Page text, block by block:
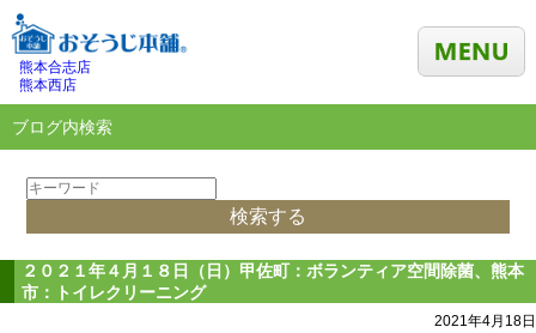
熊本合志店
熊本西店
ブログ内検索
２０２１年４月１８日（日）甲佐町：ボランティア空間除菌、熊本
市：トイレクリーニング
2021年4月18日